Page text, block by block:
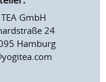
GmbH
24
Hamburg